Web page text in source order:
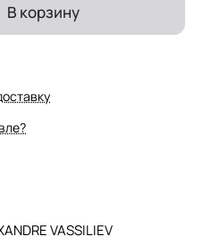
В корзину
VASSILIEV